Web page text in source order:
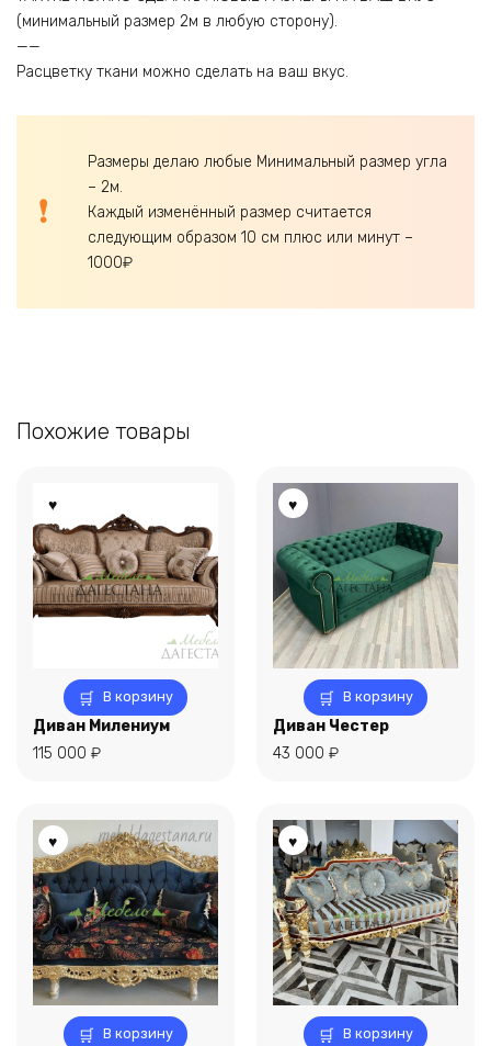
(минимальный размер 2м в любую сторону).
——
Расцветку ткани можно сделать на ваш вкус.
Размеры делаю любые Минимальный размер угла
– 2м.
Каждый изменённый размер считается
следующим образом 10 см плюс или минут –
1000₽
Похожие товары
В корзину
Диван Милениум
115 000 ₽
В корзину
Диван Честер
43 000 ₽
В корзину В корзину